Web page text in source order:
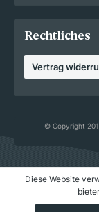
Rechtliches
Vertrag
© Copyright
Diese Website